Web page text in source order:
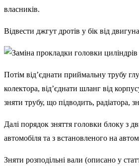
власників.
Відвести джгут дротів у бік від
Потім від’єднати приймальну трубу
колектора, від’єднати шланг від
зняти трубу, що підводить, радіатора,
Далі порядок зняття головки блоку з
автомобіля та з встановленого на
Зняти розподільні вали (описано у